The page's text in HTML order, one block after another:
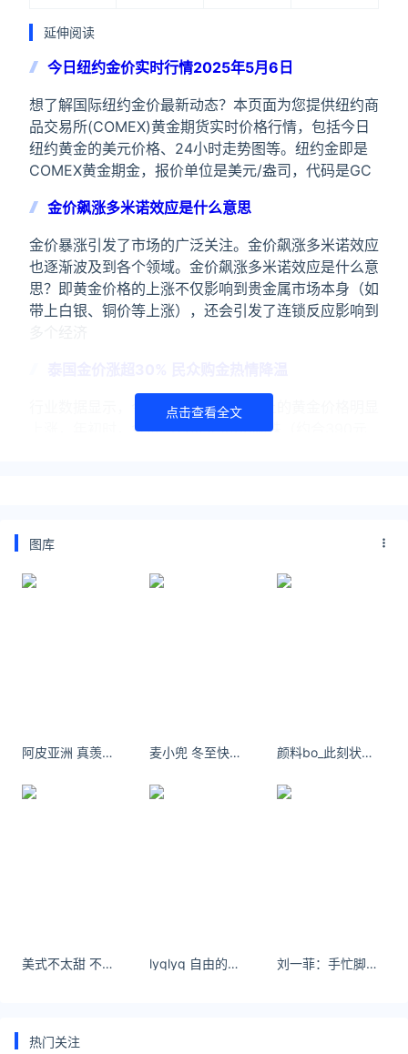
延伸阅读
今日纽约金价实时行情2025年5月6日
想了解国际纽约金价最新动态？本页面为您提供纽约商
品交易所(COMEX)黄金期货实时价格行情，包括今日
纽约黄金的美元价格、24小时走势图等。纽约金即是
COMEX黄金期金，报价单位是美元/盎司，代码是GC
金价飙涨多米诺效应是什么意思
金价暴涨引发了市场的广泛关注。金价飙涨多米诺效应
也逐渐波及到各个领域。金价飙涨多米诺效应是什么意
思？即黄金价格的上涨不仅影响到贵金属市场本身（如
带上白银、铜价等上涨），还会引发了连锁反应影响到
行业数据显示，今年以来，泰国市场上的黄金价格明显
上涨，年初时，金价约为每克1960泰铢（约合390元
友情链接：
美元转人民币最新汇率查询：
原文链接
点击查看全文
图库
阿皮亚洲 真羡慕那些住在海边的人 可以随时随地的看海 2成都 ​​​​ 麦小兜 冬至快乐[打call] （献上live 照片） 颜料bo_此刻状态“沉迷搬砖”
美式不太甜 不是法国是厦门呀 - 小红书 lyqlyq 自由的风#ootd #今天穿什么 #夏日限定 - 小红书 刘一菲：手忙脚乱 #随拍#手势舞 #甜妹
热门关注